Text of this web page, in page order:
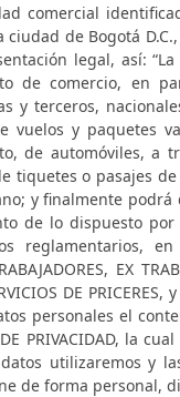
comercial
de Bogotá
legal, así:
de comercio, en
y terceros,
vuelos y paquetes
de automóviles, a
tiquetes o pasajes
y finalmente podrá
de lo dispuesto
en
EX
DE PRICERES,
personales el
DE PRIVACIDAD, la
utilizaremos y
de forma personal,